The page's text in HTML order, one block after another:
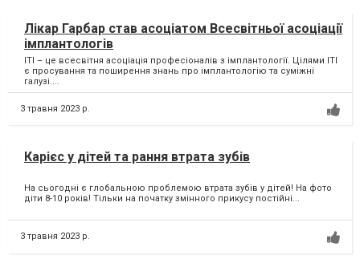
Лікар Гарбар став асоціатом Всесвітньої асоціації
імплантологів
ITI – це всесвітня асоціація професіоналів з імплантології. Цілями ITI
є просування та поширення знань про імплантологію та суміжні
галузі....
3 травня 2023 р.
Карієс у дітей та рання втрата зубів
На сьогодні є глобальною проблемою втрата зубів у дітей! На фото
діти 8-10 років! Тільки на початку змінного прикусу постійні...
3 травня 2023 р.